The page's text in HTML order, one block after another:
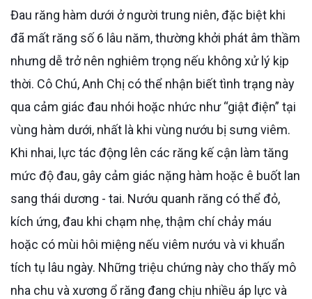
Đau răng hàm dưới ở người trung niên, đặc biệt khi
đã mất răng số 6 lâu năm, thường khởi phát âm thầm
nhưng dễ trở nên nghiêm trọng nếu không xử lý kịp
thời. Cô Chú, Anh Chị có thể nhận biết tình trạng này
qua cảm giác đau nhói hoặc nhức như “giật điện” tại
vùng hàm dưới, nhất là khi vùng nướu bị sưng viêm.
Khi nhai, lực tác động lên các răng kế cận làm tăng
mức độ đau, gây cảm giác nặng hàm hoặc ê buốt lan
sang thái dương - tai. Nướu quanh răng có thể đỏ,
kích ứng, đau khi chạm nhẹ, thậm chí chảy máu
hoặc có mùi hôi miệng nếu viêm nướu và vi khuẩn
tích tụ lâu ngày. Những triệu chứng này cho thấy mô
nha chu và xương ổ răng đang chịu nhiều áp lực và